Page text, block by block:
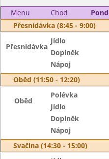
Menu Chod
Přesnídávka (8:45 - 9:00)
Přesnídávka
Jídlo
Doplněk
Nápoj
Oběd (11:50 - 12:20)
Oběd
Polévka
Jídlo
Doplněk
Nápoj
Svačina (14:30 - 15:00)